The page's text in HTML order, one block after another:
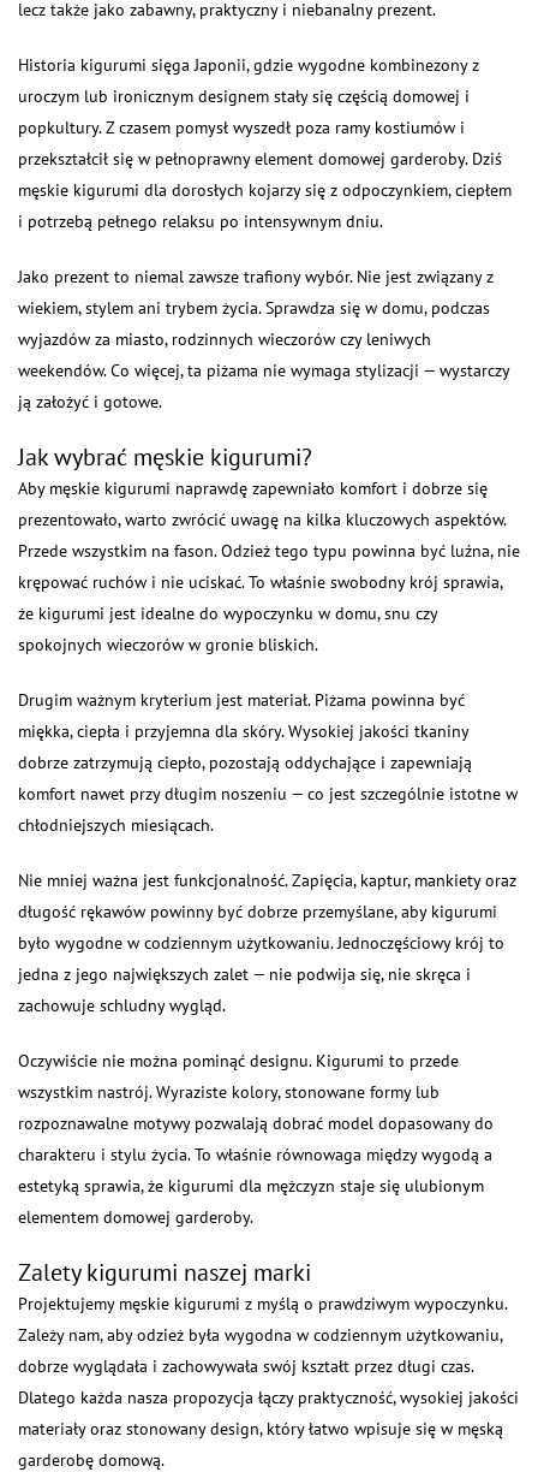
lecz także jako zabawny, praktyczny i niebanalny prezent.
Historia kigurumi sięga Japonii, gdzie wygodne kombinezony z
uroczym lub ironicznym designem stały się częścią domowej i
popkultury. Z czasem pomysł wyszedł poza ramy kostiumów i
przekształcił się w pełnoprawny element domowej garderoby. Dziś
męskie kigurumi dla dorosłych kojarzy się z odpoczynkiem, ciepłem
i potrzebą pełnego relaksu po intensywnym dniu.
Jako prezent to niemal zawsze trafiony wybór. Nie jest związany z
wiekiem, stylem ani trybem życia. Sprawdza się w domu, podczas
wyjazdów za miasto, rodzinnych wieczorów czy leniwych
weekendów. Co więcej, ta piżama nie wymaga stylizacji — wystarczy
ją założyć i gotowe.
Jak wybrać męskie kigurumi?
Aby męskie kigurumi naprawdę zapewniało komfort i dobrze się
prezentowało, warto zwrócić uwagę na kilka kluczowych aspektów.
Przede wszystkim na fason. Odzież tego typu powinna być luźna, nie
krępować ruchów i nie uciskać. To właśnie swobodny krój sprawia,
że kigurumi jest idealne do wypoczynku w domu, snu czy
spokojnych wieczorów w gronie bliskich.
Drugim ważnym kryterium jest materiał. Piżama powinna być
miękka, ciepła i przyjemna dla skóry. Wysokiej jakości tkaniny
dobrze zatrzymują ciepło, pozostają oddychające i zapewniają
komfort nawet przy długim noszeniu — co jest szczególnie istotne w
chłodniejszych miesiącach.
Nie mniej ważna jest funkcjonalność. Zapięcia, kaptur, mankiety oraz
długość rękawów powinny być dobrze przemyślane, aby kigurumi
było wygodne w codziennym użytkowaniu. Jednoczęściowy krój to
jedna z jego największych zalet — nie podwija się, nie skręca i
zachowuje schludny wygląd.
Oczywiście nie można pominąć designu. Kigurumi to przede
wszystkim nastrój. Wyraziste kolory, stonowane formy lub
rozpoznawalne motywy pozwalają dobrać model dopasowany do
charakteru i stylu życia. To właśnie równowaga między wygodą a
estetyką sprawia, że kigurumi dla mężczyzn staje się ulubionym
elementem domowej garderoby.
Zalety kigurumi naszej marki
Projektujemy męskie kigurumi z myślą o prawdziwym wypoczynku.
Zależy nam, aby odzież była wygodna w codziennym użytkowaniu,
dobrze wyglądała i zachowywała swój kształt przez długi czas.
Dlatego każda nasza propozycja łączy praktyczność, wysokiej jakości
materiały oraz stonowany design, który łatwo wpisuje się w męską
garderobę domową.